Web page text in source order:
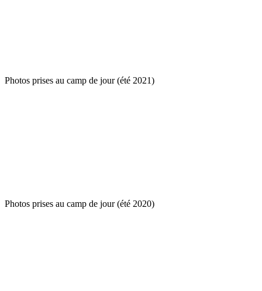
Photos prises au camp de jour (été 2021)
Photos prises au camp de jour (été 2020)